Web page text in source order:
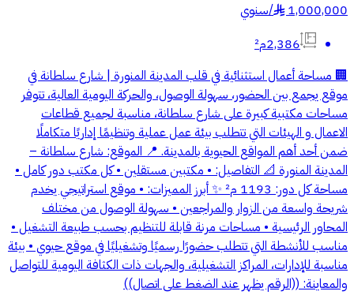
1,000,000
§
/سنوي
2,386م²
🏢 مساحة أعمال استثنائية في قلب المدينة المنورة | شارع سلطانة في
موقع يجمع بين الحضور، سهولة الوصول، والحركة اليومية العالية، تتوفر
مساحات مكتبية كبيرة على شارع سلطانة، مناسبة لجميع قطاعات
الاعمال و الهيئات التي تتطلب بيئة عمل عملية وتنظيمًا إداريًا متكاملًا
ضمن أحد أهم المواقع الحيوية بالمدينة. 📍 الموقع: شارع سلطانة –
المدينة المنورة 📐 التفاصيل: • مكتبين مستقلين • كل مكتب دور كامل •
مساحة كل دور: 1193 م² ✨ أبرز المميزات: • موقع استراتيجي يخدم
شريحة واسعة من الزوار والمراجعين • سهولة الوصول من مختلف
المحاور الرئيسية • مساحات مرنة قابلة للتنظيم بحسب طبيعة التشغيل •
مناسب للأنشطة التي تتطلب حضورًا رسميًا وتشغيليًا في موقع حيوي • بيئة
مناسبة للإدارات، المراكز التشغيلية، والجهات ذات الكثافة اليومية للتواصل
والمعاينة: ((الرقم يظهر عند الضغط على اتصال))